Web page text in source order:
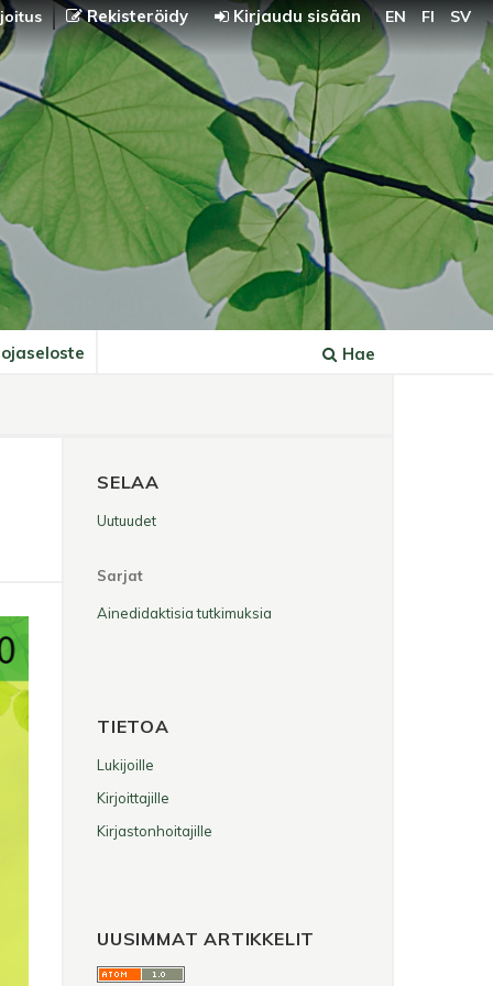
Hae
Rekisteröidy Kirjaudu sisään EN FI SV
SELAA
Uutuudet
Sarjat
Ainedidaktisia tutkimuksia
TIETOA
Lukijoille
Kirjoittajille
Kirjastonhoitajille
UUSIMMAT ARTIKKELIT